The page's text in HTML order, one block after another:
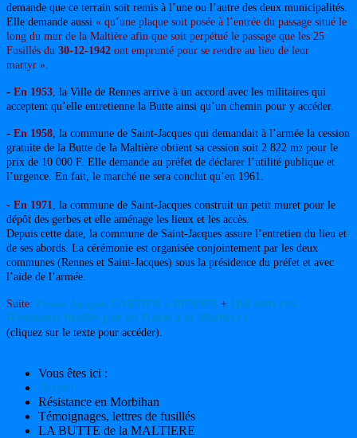
demande que ce terrain soit remis à l’une ou l’autre des deux municipalités.
Elle demande aussi « qu’une plaque soit posée à l’entrée du passage situé le
long du mur de la Maltière afin que soit perpétué le passage que les 25
Fusillés du 30-12-1942 ont emprunté pour se rendre au lieu de leur
martyr ».
- En 1953 , la Ville de Rennes arrive à un accord avec les militaires qui
acceptent qu’elle entretienne la Butte ainsi qu’un chemin pour y accéder.
- En 1958 , la commune de Saint-Jacques qui demandait à l’armée la cession
gratuite de la Butte de la Maltière obtient sa cession soit 2 822 m2 pour le
prix de 10 000 F. Elle demande au préfet de déclarer l’utilité publique et
l’urgence. En fait, le marché ne sera conclut qu’en 1961.
- En 1971
, la commune de Saint-Jacques construit un petit muret pour le
dépôt des gerbes et elle aménage les lieux et les accès.
Depuis cette date, la commune de Saint-Jacques assure l’entretien du lieu et
de ses abords. La cérémonie est organisée conjointement par les deux
communes (Rennes et Saint-Jacques) sous la présidence du préfet et avec
l’aide de l’armée.
Suite: Prison Jacques CARTIER à RENNES + Qui sont ces
Résistants fusillés par les Nazis à la Maltière?
(cliquez sur le texte pour accéder).
Vous êtes ici :
Accueil
Résistance en Morbihan
Témoignages, lettres de fusillés
LA BUTTE de la MALTIERE